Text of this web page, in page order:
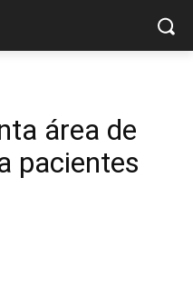
área de
pacientes